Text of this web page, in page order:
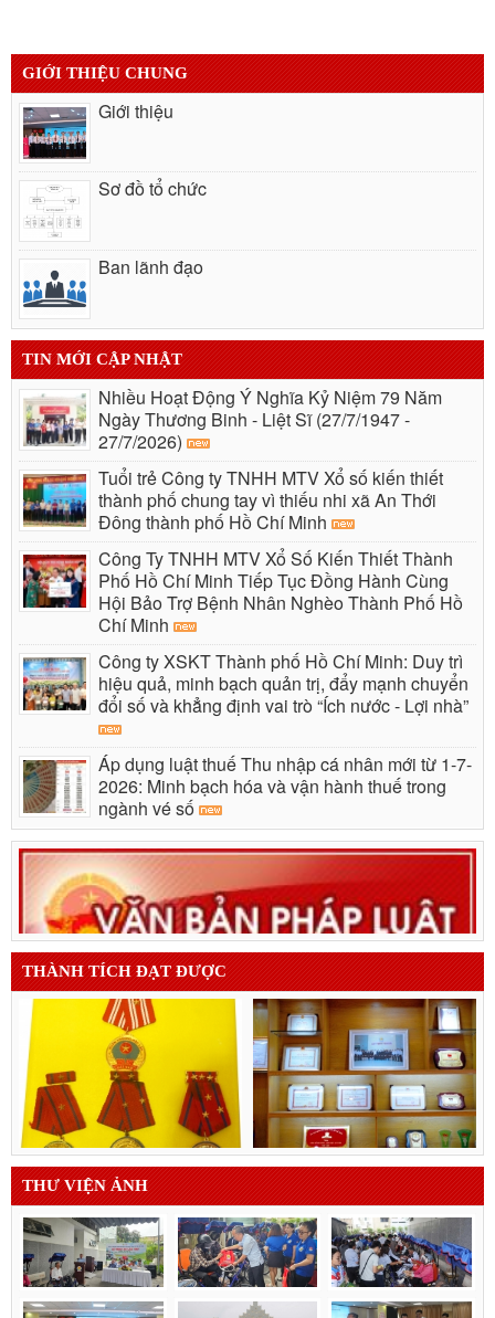
GIỚI THIỆU CHUNG
Giới thiệu
Sơ đồ tổ chức
Ban lãnh đạo
TIN MỚI CẬP NHẬT
Nhiều Hoạt Động Ý Nghĩa Kỷ Niệm 79 Năm
Ngày Thương Binh - Liệt Sĩ (27/7/1947 -
27/7/2026)
Tuổi trẻ Công ty TNHH MTV Xổ số kiến thiết
thành phố chung tay vì thiếu nhi xã An Thới
Đông thành phố Hồ Chí Minh
Công Ty TNHH MTV Xổ Số Kiến Thiết Thành
Phố Hồ Chí Minh Tiếp Tục Đồng Hành Cùng
Hội Bảo Trợ Bệnh Nhân Nghèo Thành Phố Hồ
Chí Minh
Công ty XSKT Thành phố Hồ Chí Minh: Duy trì
hiệu quả, minh bạch quản trị, đẩy mạnh chuyển
đổi số và khẳng định vai trò “Ích nước - Lợi nhà”
Áp dụng luật thuế Thu nhập cá nhân mới từ 1-7-
2026: Minh bạch hóa và vận hành thuế trong
ngành vé số
THÀNH TÍCH ĐẠT ĐƯỢC
THƯ VIỆN ẢNH